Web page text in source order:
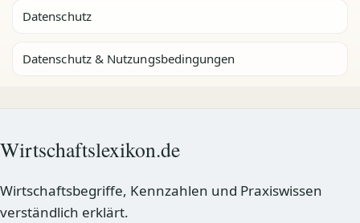
Datenschutz
Datenschutz & Nutzungsbedingungen
Wirtschaftslexikon.de
Wirtschaftsbegriffe, Kennzahlen und Praxiswissen
verständlich erklärt.